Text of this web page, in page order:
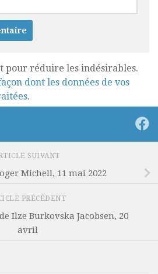
pour réduire les indésirables.
dont les données de vos
.
SUIVANT
Michell, 11 mai 2022
PRÉCÉDENT
Ilze Burkovska Jacobsen, 20
avril